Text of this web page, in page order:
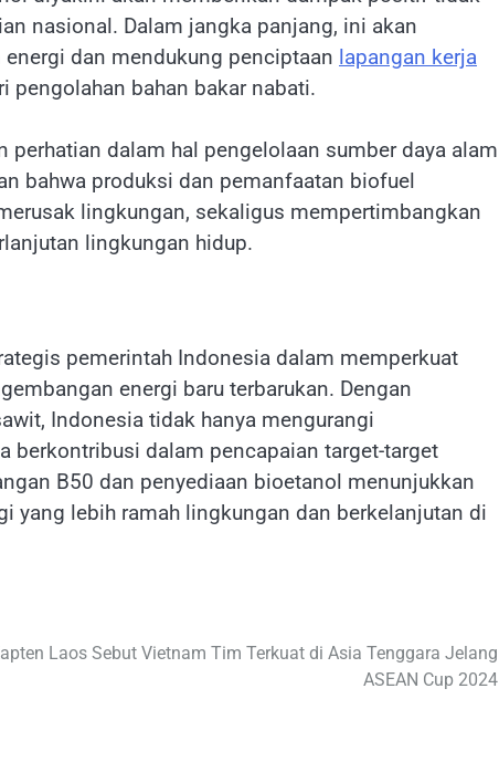
nasional. Dalam jangka panjang, ini akan
dan mendukung penciptaan lapangan kerja
pengolahan bahan bakar nabati.
dalam hal pengelolaan sumber daya alam
bahwa produksi dan pemanfaatan biofuel
lingkungan, sekaligus mempertimbangkan
lingkungan hidup.
pemerintah Indonesia dalam memperkuat
energi baru terbarukan. Dengan
Indonesia tidak hanya mengurangi
berkontribusi dalam pencapaian target-target
B50 dan penyediaan bioetanol menunjukkan
yang lebih ramah lingkungan dan berkelanjutan di
Laos Sebut Vietnam Tim Terkuat di Asia Tenggara Jelang
ASEAN Cup 2024